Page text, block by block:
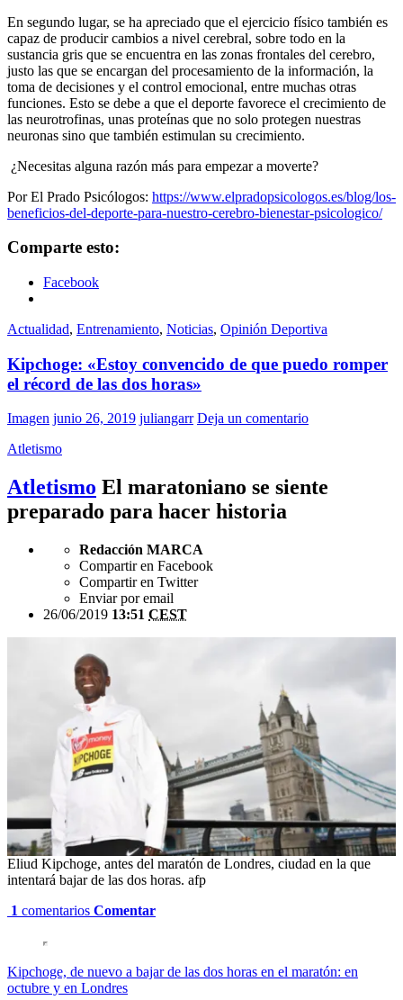
En segundo lugar, se ha apreciado que el ejercicio físico también es
capaz de producir cambios a nivel cerebral, sobre todo en la
sustancia gris que se encuentra en las zonas frontales del cerebro,
justo las que se encargan del procesamiento de la información, la
toma de decisiones y el control emocional, entre muchas otras
funciones. Esto se debe a que el deporte favorece el crecimiento de
las neurotrofinas, unas proteínas que no solo protegen nuestras
neuronas sino que también estimulan su crecimiento.
¿Necesitas alguna razón más para empezar a moverte?
Por El Prado Psicólogos: https://www.elpradopsicologos.es/blog/los-
beneficios-del-deporte-para-nuestro-cerebro-bienestar-psicologico/
Comparte esto:
Facebook
Actualidad, Entrenamiento, Noticias, Opinión Deportiva
Kipchoge: «Estoy convencido de que puedo romper
el récord de las dos horas»
Imagen junio 26, 2019 juliangarr Deja un comentario
Atletismo
Atletismo El maratoniano se siente
preparado para hacer historia
Redacción MARCA
Compartir en Facebook
Compartir en Twitter
Enviar por email
26/06/2019 13:51 CEST
Eliud Kipchoge, antes del maratón de Londres, ciudad en la que
intentará bajar de las dos horas. afp
1 comentarios Comentar
Kipchoge, de nuevo a bajar de las dos horas en el maratón: en
octubre y en Londres